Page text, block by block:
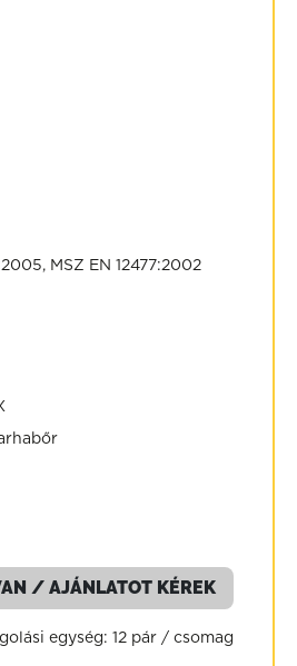
MSZ EN 12477:2002
/ AJÁNLATOT KÉREK
egység: 12 pár / csomag